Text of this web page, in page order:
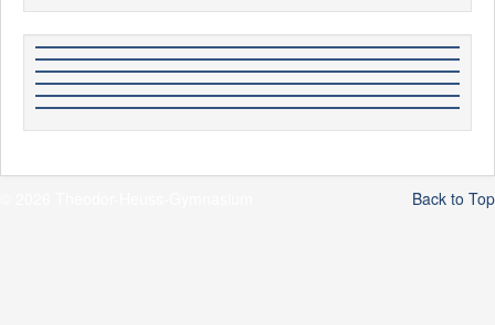
Back to Top